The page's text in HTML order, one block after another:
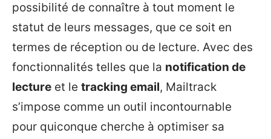
possibilité de connaître à tout moment le
statut de leurs messages, que ce soit en
termes de réception ou de lecture. Avec des
fonctionnalités telles que la notification de
lecture et le tracking email, Mailtrack
s’impose comme un outil incontournable
pour quiconque cherche à optimiser sa